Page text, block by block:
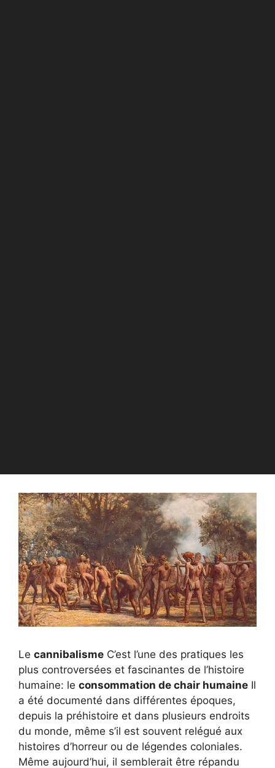
Le cannibalisme C’est l’une des pratiques les
plus controversées et fascinantes de l’histoire
humaine: le consommation de chair humaine Il
a été documenté dans différentes époques,
depuis la préhistoire et dans plusieurs endroits
du monde, même s’il est souvent relégué aux
histoires d’horreur ou de légendes coloniales.
Même aujourd’hui, il semblerait être répandu